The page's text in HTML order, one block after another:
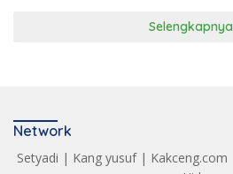
Selengkapnya
Network
Setyadi | Kang yusuf| Kakceng.com